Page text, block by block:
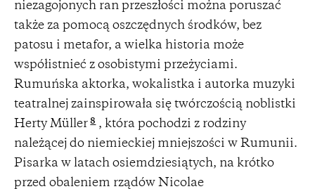
niezagojonych ran przeszłości można poruszać
także za pomocą oszczędnych środków, bez
patosu i metafor, a wielka historia może
współistnieć z osobistymi przeżyciami.
Rumuńska aktorka, wokalistka i autorka muzyki
teatralnej zainspirowała się twórczością noblistki
Herty Müller 8 , która pochodzi z rodziny
należącej do niemieckiej mniejszości w Rumunii.
Pisarka w latach osiemdziesiątych, na krótko
przed obaleniem rządów Nicolae